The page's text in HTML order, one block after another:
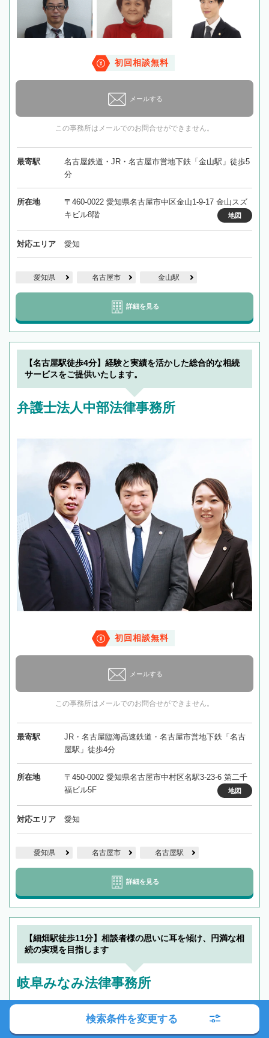
初回相談無料
メールする
この事務所はメールでのお問合せができません。
最寄駅
名古屋鉄道・JR・名古屋市営地下鉄「金山駅」徒歩5
分
所在地
〒460-0022 愛知県名古屋市中区金山1-9-17 金山スズ
キビル8階
地図
対応エリア 愛知
愛知県 名古屋市 金山駅
詳細を見る
【名古屋駅徒歩4分】経験と実績を活かした総合的な相続
サービスをご提供いたします。
弁護士法人中部法律事務所
初回相談無料
メールする
この事務所はメールでのお問合せができません。
最寄駅
JR・名古屋臨海高速鉄道・名古屋市営地下鉄「名古
屋駅」徒歩4分
所在地
〒450-0002 愛知県名古屋市中村区名駅3-23-6 第二千
福ビル5F
地図
対応エリア 愛知
愛知県 名古屋市 名古屋駅
詳細を見る
【細畑駅徒歩11分】相談者様の思いに耳を傾け、円満な相
続の実現を目指します
岐阜みなみ法律事務所
検索条件を変更する